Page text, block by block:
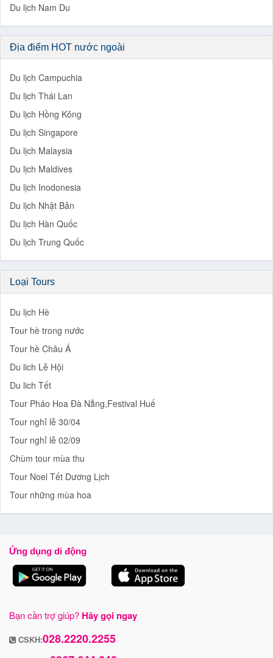
Du lịch Nam Du
Địa điểm HOT nước ngoài
Du lịch Campuchia
Du lịch Thái Lan
Du lịch Hồng Kông
Du lịch Singapore
Du lịch Malaysia
Du lịch Maldives
Du lịch Inodonesia
Du lịch Nhật Bản
Du lịch Hàn Quốc
Du lịch Trung Quốc
Loại Tours
Du lịch Hè
Tour hè trong nước
Tour hè Châu Á
Du lich Lễ Hội
Du lich Tết
Tour Pháo Hoa Đà Nẵng,Festival Huế
Tour nghỉ lễ 30/04
Tour nghỉ lễ 02/09
Chùm tour mùa thu
Tour Noel Tết Dương Lịch
Tour những mùa hoa
Ứng dụng di động
Bạn cần trợ giúp? Hãy gọi ngay
CSKH:028.2220.2255